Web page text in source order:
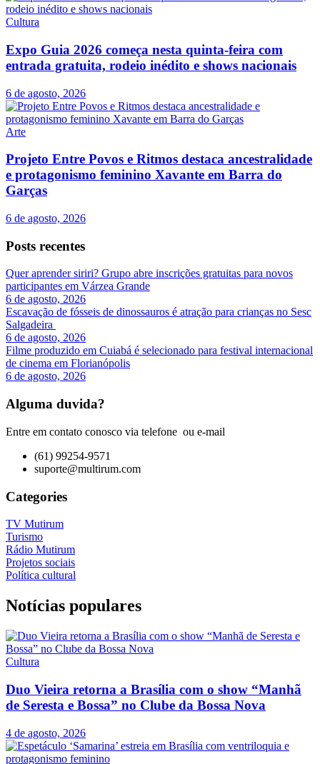
Cultura
Expo Guia 2026 começa nesta quinta-feira com
entrada gratuita, rodeio inédito e shows nacionais
6 de agosto, 2026
Arte
Projeto Entre Povos e Ritmos destaca ancestralidade
e protagonismo feminino Xavante em Barra do
Garças
6 de agosto, 2026
Posts recentes
Quer aprender siriri? Grupo abre inscrições gratuitas para novos
participantes em Várzea Grande
6 de agosto, 2026
Escavação de fósseis de dinossauros é atração para crianças no Sesc
Salgadeira
6 de agosto, 2026
Filme produzido em Cuiabá é selecionado para festival internacional
de cinema em Florianópolis
6 de agosto, 2026
Alguma duvida?
Entre em contato conosco via telefone ou e-mail
(61) 99254-9571
suporte@multirum.com
Categories
TV Mutirum
Turismo
Rádio Mutirum
Projetos sociais
Política cultural
Notícias populares
Cultura
Duo Vieira retorna a Brasília com o show “Manhã
de Seresta e Bossa” no Clube da Bossa Nova
4 de agosto, 2026